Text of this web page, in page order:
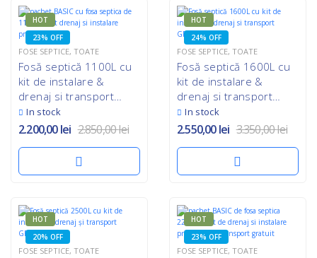
HOT
23% OFF
FOSE SEPTICE, TOATE
Fosă septică 1100L cu
kit de instalare &
drenaj si transport
GRATUIT
In stock
2.200,00lei 2.850,00lei
HOT
24% OFF
FOSE SEPTICE, TOATE
Fosă septică 1600L cu
kit de instalare &
drenaj si transport
GRATUIT
In stock
2.550,00lei 3.350,00lei
HOT
20% OFF
FOSE SEPTICE, TOATE
HOT
23% OFF
FOSE SEPTICE, TOATE